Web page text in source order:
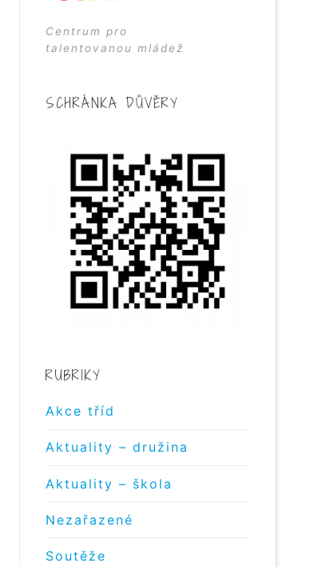
Centrum pro
talentovanou mládež
SCHRÁNKA DŮVĚRY
RUBRIKY
Akce tříd
Aktuality – družina
Aktuality – škola
Nezařazené
Soutěže